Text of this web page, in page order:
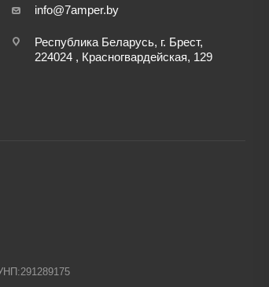
info@7amper.by
Республика Беларусь, г. Брест,
224024 , Красногвардейская, 129